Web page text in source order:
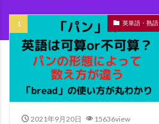
英単語・熟語
2021年9月20日 15636view